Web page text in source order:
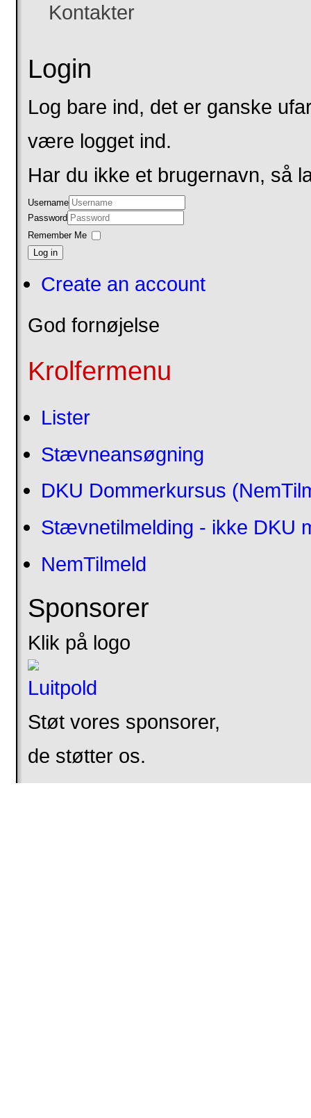
Kontakter
Login
Log bare ind, det er ganske
være logget ind.
Har du ikke et brugernavn, så
Username
Password
Remember Me
Log in
Create an account
God fornøjelse
Krolfermenu
Lister
Stævneansøgning
DKU Dommerkursus
Stævnetilmelding - ikke DKU
NemTilmeld
Sponsorer
Klik på logo
Støt vores sponsorer,
de støtter os.